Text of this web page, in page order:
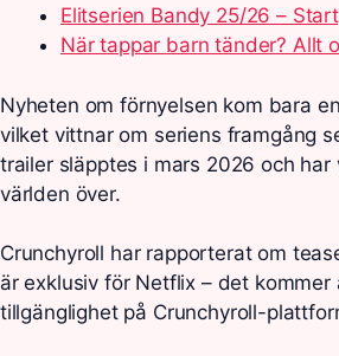
Elitserien Bandy 25/26 –
När tappar barn tänder? Allt
Nyheten om förnyelsen kom bara
vilket vittnar om seriens framgång
trailer släpptes i mars 2026 och
världen över.
Crunchyroll har rapporterat om
är exklusiv för Netflix – det
tillgänglighet på Crunchyroll-